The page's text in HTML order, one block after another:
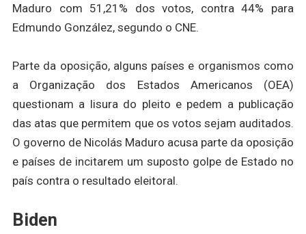
Maduro com 51,21% dos votos, contra 44% para
Edmundo González, segundo o CNE.
Parte da oposição, alguns países e organismos como
a Organização dos Estados Americanos (OEA)
questionam a lisura do pleito e pedem a publicação
das atas que permitem que os votos sejam auditados.
O governo de Nicolás Maduro acusa parte da oposição
e países de incitarem um suposto golpe de Estado no
país contra o resultado eleitoral.
Biden